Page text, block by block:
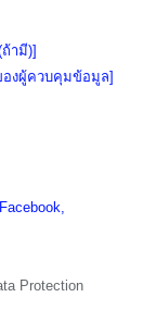
ามี)]
งผู้ควบคุมข้อมูล]
Protection